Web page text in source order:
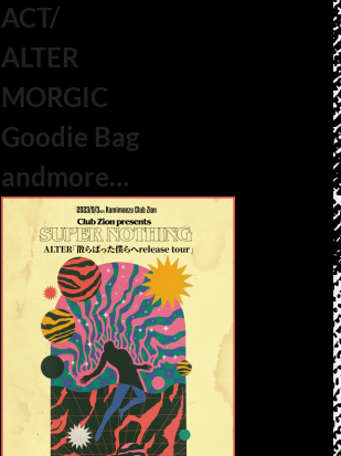
ACT/
ALTER
MORGIC
Goodie Bag
andmore…